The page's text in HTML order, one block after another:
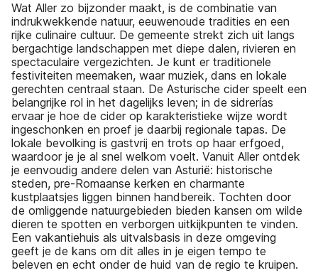
Wat Aller zo bijzonder maakt, is de combinatie van
indrukwekkende natuur, eeuwenoude tradities en een
rijke culinaire cultuur. De gemeente strekt zich uit langs
bergachtige landschappen met diepe dalen, rivieren en
spectaculaire vergezichten. Je kunt er traditionele
festiviteiten meemaken, waar muziek, dans en lokale
gerechten centraal staan. De Asturische cider speelt een
belangrijke rol in het dagelijks leven; in de sidrerías
ervaar je hoe de cider op karakteristieke wijze wordt
ingeschonken en proef je daarbij regionale tapas. De
lokale bevolking is gastvrij en trots op haar erfgoed,
waardoor je je al snel welkom voelt. Vanuit Aller ontdek
je eenvoudig andere delen van Asturië: historische
steden, pre-Romaanse kerken en charmante
kustplaatsjes liggen binnen handbereik. Tochten door
de omliggende natuurgebieden bieden kansen om wilde
dieren te spotten en verborgen uitkijkpunten te vinden.
Een vakantiehuis als uitvalsbasis in deze omgeving
geeft je de kans om dit alles in je eigen tempo te
beleven en echt onder de huid van de regio te kruipen.